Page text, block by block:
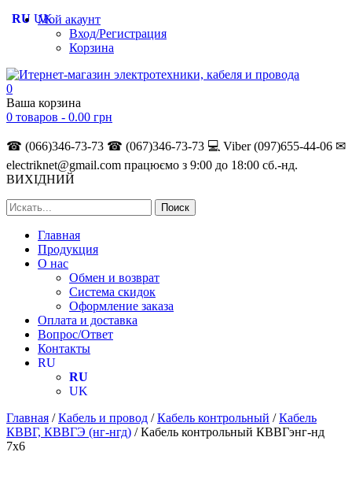
Мой акаунт
Вход/Регистрация
Корзина
0
Ваша корзина
0 товаров - 0.00 грн
☎ (066)346-73-73 ☎ (067)346-73-73 💻 Viber (097)655-44-06 ✉
electriknet@gmail.com працюємо з 9:00 до 18:00 сб.-нд.
ВИХІДНИЙ
Главная
Продукция
О нас
Обмен и возврат
Система скидок
Оформление заказа
Оплата и доставка
Вопрос/Ответ
Контакты
RU
RU
UK
Главная /Кабель и провод /Кабель контрольный /Кабель
КВВГ, КВВГЭ (нг-нгд) / Кабель контрольный КВВГэнг-нд
7х6
RU UK